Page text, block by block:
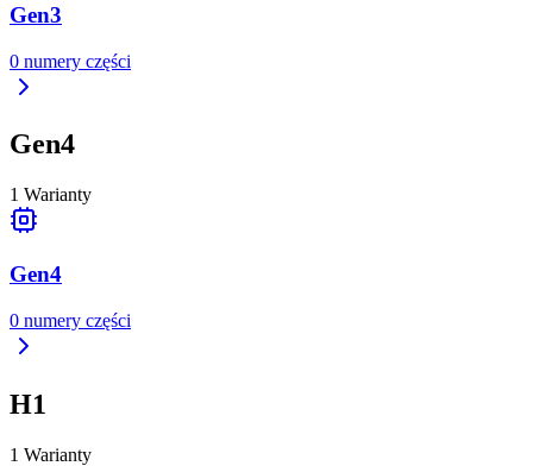
Gen3
0 numery części
Gen4
1 Warianty
Gen4
0 numery części
H1
1 Warianty